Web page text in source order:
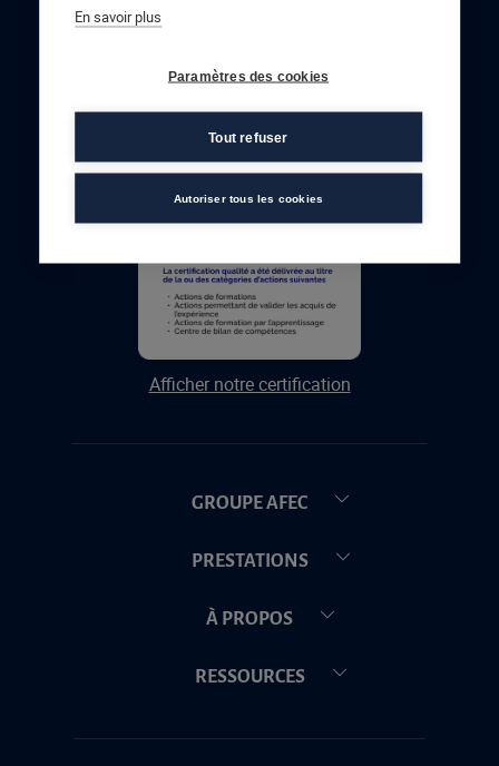
Afficher notre certification
GROUPE AFEC
PRESTATIONS
À PROPOS
RESSOURCES
En savoir plus
Paramètres des cookies
Tout refuser
Autoriser tous les cookies